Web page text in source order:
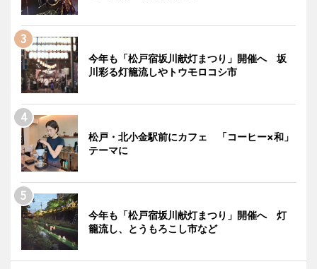
今年も「松戸宿坂川献灯まつり」開催へ 坂
川彩る灯籠流しやトウモロコシ市
松戸・北小金駅前にカフェ 「コーヒー×和」
テーマに
今年も「松戸宿坂川献灯まつり」開催へ 灯
籠流し、とうもろこし市など